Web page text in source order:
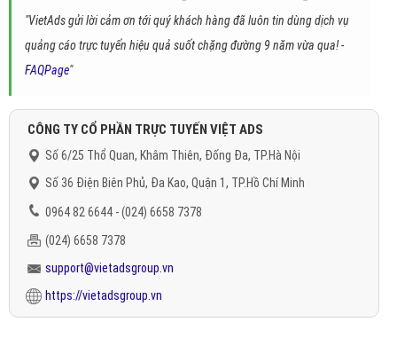
"VietAds gửi lời cảm ơn tới quý khách hàng đã luôn tin dùng dịch vụ
quảng cáo trực tuyến hiệu quả suốt chặng đường 9 năm vừa qua! -
FAQPage"
CÔNG TY CỔ PHẦN TRỰC TUYẾN VIỆT ADS
Số 6/25 Thổ Quan, Khâm Thiên, Đống Đa, TP.Hà Nội
Số 36 Điện Biên Phủ, Đa Kao, Quận 1, TP.Hồ Chí Minh
0964 82 6644 - (024) 6658 7378
(024) 6658 7378
support@vietadsgroup.vn
https://vietadsgroup.vn